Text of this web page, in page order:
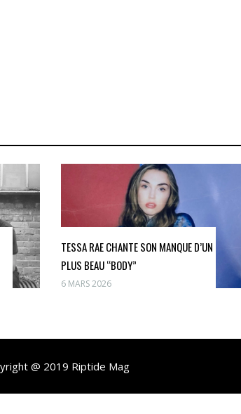
TESSA RAE CHANTE SON MANQUE D’UN
PLUS BEAU “BODY”
6 MARS 2026
@ 2019 Riptide Mag